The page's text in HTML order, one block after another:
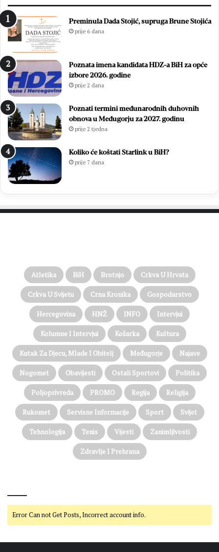
Preminula Dada Stojić, supruga Brune Stojića
prije 6 dana
Poznata imena kandidata HDZ-a BiH za opće
izbore 2026. godine
prije 2 dana
Poznati termini međunarodnih duhovnih
obnova u Međugorju za 2027. godinu
prije 2 tjedna
Koliko će koštati Starlink u BiH?
prije 7 dana
Atletika BiH Brotnjo Crkva U Hrvata
Crkva U Svijetu Crna Kronika Gospodarstvo
Hercegovina HNŽ INFO Intervjui
Kolumne I Intervjui Košarka Kultura
Kutak Za Djecu, Mlade I Obitelj Međugorje Najave
Nogomet Obavijesti Ostali Sportovi Politika
Poljoprivreda PROMO Regija Religija
Rukomet Servisne Informacije Sport Svijet
Tehnologija Tenis Vijesti Zanimljivosti
Zdravlje I Prehrana
Error Can not Get Posts, Incorrect account info.